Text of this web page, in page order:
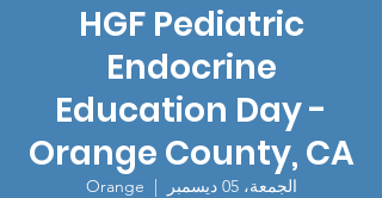
HGF Pediatric
Endocrine
Education Day -
Orange County, CA
الجمعة، 05 ديسمبر
  |
Orange